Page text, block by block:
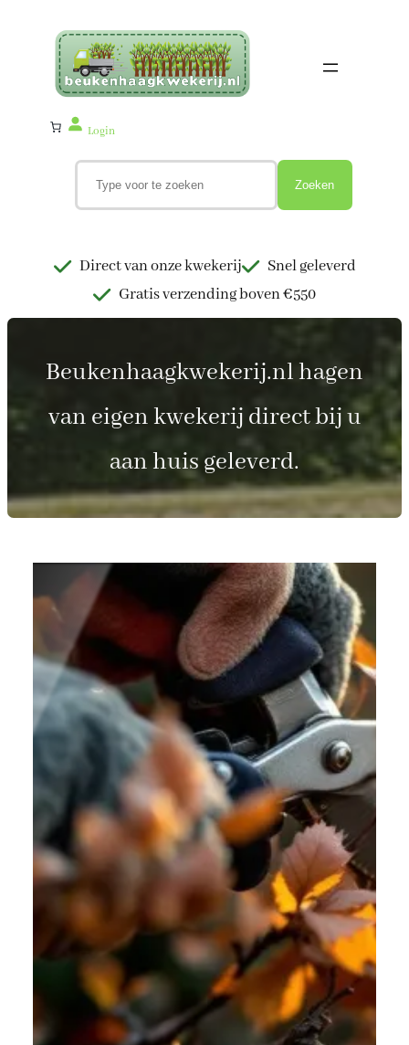
Login
Zoeken
Direct van onze kwekerij
Snel geleverd
Gratis verzending boven €550
Beukenhaagkwekerij.nl hagen
van eigen kwekerij direct bij u
aan huis geleverd.